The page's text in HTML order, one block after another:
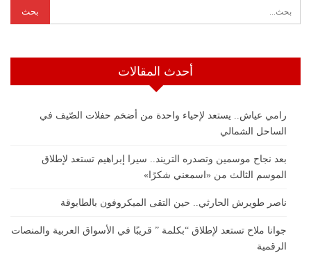
أحدث المقالات
رامي عياش.. يستعد لإحياء واحدة من أضخم حفلات الصّيف في
الساحل الشمالي
بعد نجاح موسمين وتصدره التريند.. سيرا إبراهيم تستعد لإطلاق
الموسم الثالث من «اسمعني شكرًا»
ناصر طويرش الحارثي.. حين التقى الميكروفون بالطابوقة
جوانا ملاح تستعد لإطلاق “بكلمة ” قريبًا في الأسواق العربية والمنصات
الرقمية